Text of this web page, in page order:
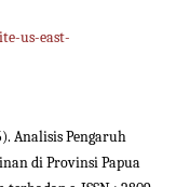
us-east-
Analisis Pengaruh
di Provinsi Papua